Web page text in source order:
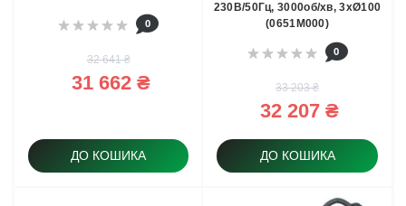
0
32 641 ₴
31 662 ₴
ДО КОШИКА
230В/50Гц, 3000об/хв, 3xØ100
(0651M000)
0
33 203 ₴
32 207 ₴
ДО КОШИКА